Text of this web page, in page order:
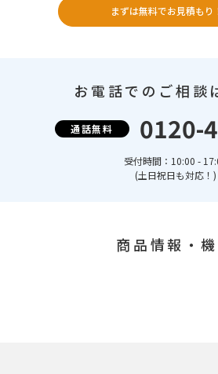
まずは無料でお見積もり
お電話でのご相談
通話無料 0120-
受付時間：10:00 -
(土日祝日も対応！)
商品情報・